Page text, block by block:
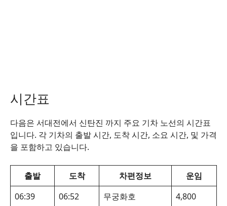
시간표
다음은 서대전에서 신탄진 까지 주요 기차 노선의 시간표
입니다. 각 기차의 출발 시간, 도착 시간, 소요 시간, 및 가격
을 포함하고 있습니다.
출발 도착 차편정보
운임
06:39
06:52 무궁화호
4,800